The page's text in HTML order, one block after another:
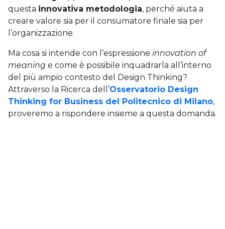
questa innovativa metodologia, perché aiuta a
creare valore sia per il consumatore finale sia per
l’organizzazione.
Ma cosa si intende con l’espressione innovation of
meaning e come è possibile inquadrarla all’interno
del più ampio contesto del Design Thinking?
Attraverso la Ricerca dell’Osservatorio Design
Thinking for Business del Politecnico di Milano,
proveremo a rispondere insieme a questa domanda.